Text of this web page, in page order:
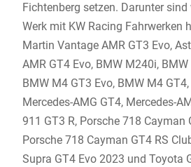
Fichtenberg setzen. Darunter
Werk mit KW Racing Fahrwerken
Martin Vantage AMR GT3 Evo,
AMR GT4 Evo, BMW M240i,
BMW M4 GT3 Evo, BMW M4
Mercedes-AMG GT4, Mercedes-
911 GT3 R, Porsche 718 Cayman
Porsche 718 Cayman GT4 RS
Supra GT4 Evo 2023 und Toyota